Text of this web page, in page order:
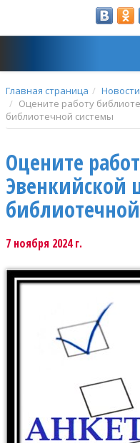
Главная страница
Новости
Оцените работу
библиотечной системы
Оцените
Эвенкийской
7 ноября 2024 г.